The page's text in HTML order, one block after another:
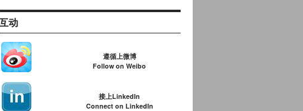
动
遵循上微博
Follow on Weibo
接上LinkedIn
Connect on LinkedIn